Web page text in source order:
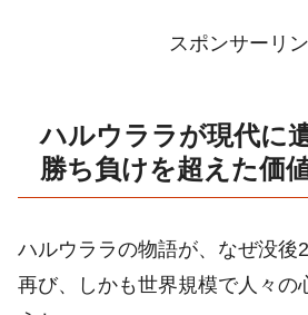
スポンサーリ
ハルウララが現代に
勝ち負けを超えた価
ハルウララの物語が、なぜ没後
再び、しかも世界規模で人々の